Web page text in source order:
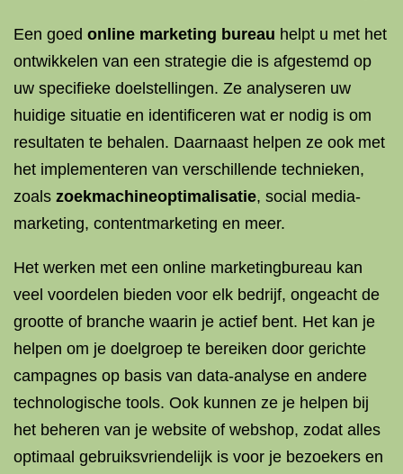
Een goed online marketing bureau helpt u met het
ontwikkelen van een strategie die is afgestemd op
uw specifieke doelstellingen. Ze analyseren uw
huidige situatie en identificeren wat er nodig is om
resultaten te behalen. Daarnaast helpen ze ook met
het implementeren van verschillende technieken,
zoals zoekmachineoptimalisatie, social media-
marketing, contentmarketing en meer.
Het werken met een online marketingbureau kan
veel voordelen bieden voor elk bedrijf, ongeacht de
grootte of branche waarin je actief bent. Het kan je
helpen om je doelgroep te bereiken door gerichte
campagnes op basis van data-analyse en andere
technologische tools. Ook kunnen ze je helpen bij
het beheren van je website of webshop, zodat alles
optimaal gebruiksvriendelijk is voor je bezoekers en